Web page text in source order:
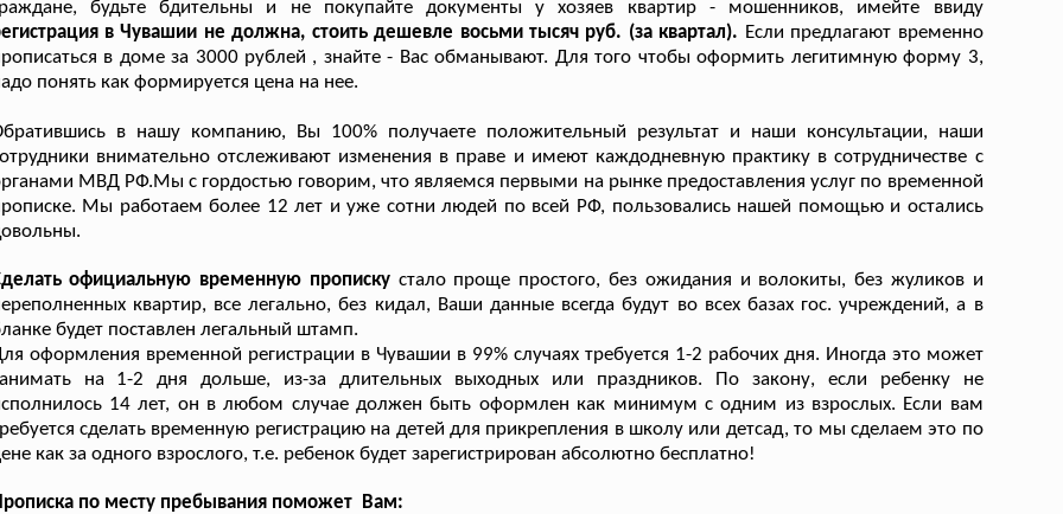
будьте бдительны и не покупайте документы у хозяев квартир - мошенников, имейте ввиду
в Чувашии не должна, стоить дешевле восьми тысяч руб. (за квартал). Если предлагают временно
в доме за 3000 рублей , знайте - Вас обманывают. Для того чтобы оформить легитимную форму 3,
понять как формируется цена на нее.
в нашу компанию, Вы 100% получаете положительный результат и наши консультации, наши
внимательно отслеживают изменения в праве и имеют каждодневную практику в сотрудничестве с
МВД РФ.Мы с гордостью говорим, что являемся первыми на рынке предоставления услуг по временной
Мы работаем более 12 лет и уже сотни людей по всей РФ, пользовались нашей помощью и остались
официальную временную пропискустало проще простого, без ожидания и волокиты, без жуликов и
квартир, все легально, без кидал, Ваши данные всегда будут во всех базах гос. учреждений, а в
будет поставлен легальный штамп.
оформления временной регистрации в Чувашии в 99% случаях требуется 1-2 рабочих дня. Иногда это может
на 1-2 дня дольше, из-за длительных выходных или праздников. По закону, если ребенку не
14 лет, он в любом случае должен быть оформлен как минимум с одним из взрослых. Если вам
сделать временную регистрацию на детей для прикрепления в школу или детсад, то мы сделаем это по
как за одного взрослого, т.е. ребенок будет зарегистрирован абсолютно бесплатно!
по месту пребывания поможет Вам: